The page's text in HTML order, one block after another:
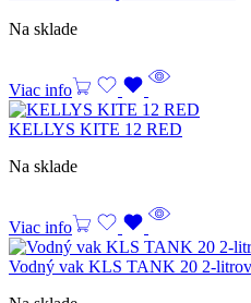
Na sklade
Viac info
KELLYS KITE 12 RED
Na sklade
Viac info
Vodný vak KLS TANK 20 2-